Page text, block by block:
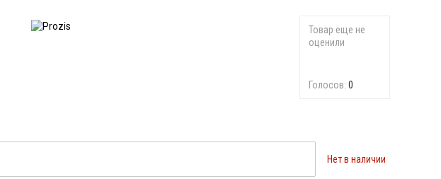
Товар еще не
оценили
Голосов: 0
Нет в наличии